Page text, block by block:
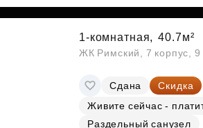
Субсидии
1-комнатная, 40.7м²
ЖК Римский, 7 корпус,
Сдана Скидка
Живите сейчас -
Раздельный санузел